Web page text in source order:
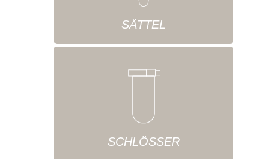
SÄTTEL
SCHLÖSSER